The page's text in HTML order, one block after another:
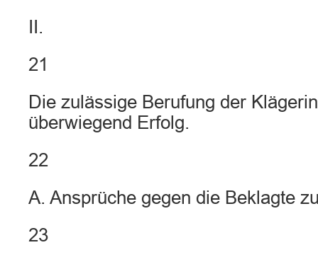
II.
21
Die zulässige Berufung der
überwiegend Erfolg.
22
A. Ansprüche gegen die Beklagte
23